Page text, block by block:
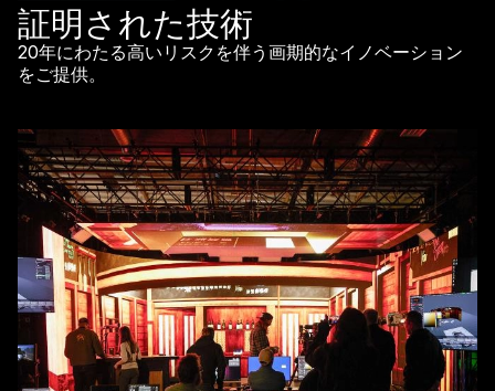
証明された技術
20年にわたる高いリスクを伴う画期的なイノベーション
をご提供。